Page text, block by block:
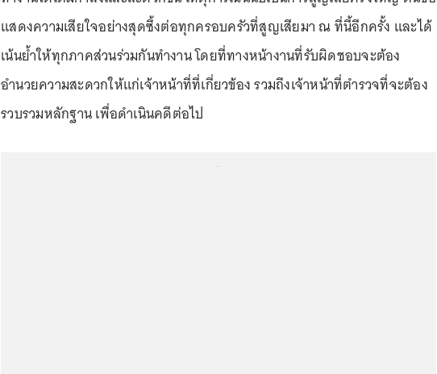
แสดงความเสียใจอย่างสุดซึ้งต่อทุกครอบครัวที่สูญเสียมา ณ ที่นี้อีกครั้ง และได้
เน้นย้ำให้ทุกภาคส่วนร่วมกันทำงาน โดยที่ทางหน้างานที่รับผิดชอบจะต้อง
อำนวยความสะดวกให้แก่เจ้าหน้าที่ที่เกี่ยวข้อง รวมถึงเจ้าหน้าที่ตำรวจที่จะต้อง
รวบรวมหลักฐาน เพื่อดำเนินคดีต่อไป